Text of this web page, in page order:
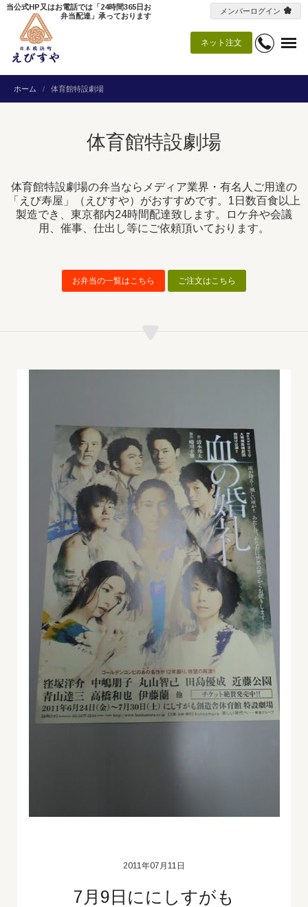
ネット注文
当公式HP又はお電話では「24時間365日お
弁当配達」承っております
メンバーログイン
ホーム 体育館特設劇場
体育館特設劇場
体育館特設劇場の弁当ならメディア業界・有名人ご用達の
「えび寿屋」（えびすや）がおすすめです。1日数百食以上
製造でき、東京都内24時間配達致します。ロケ弁や会議
用、催事、仕出し等にご依頼頂いております。
お弁当の一覧はこちら ご注文はこちら
2011年07月11日
7月9日ににしすがも